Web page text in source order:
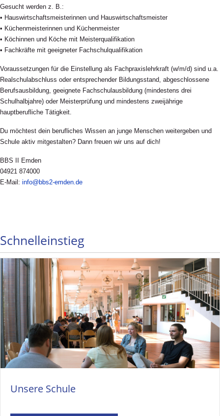
Gesucht werden z. B.:
• Hauswirtschaftsmeisterinnen und Hauswirtschaftsmeister
• Küchenmeisterinnen und Küchenmeister
• Köchinnen und Köche mit Meisterqualifikation
• Fachkräfte mit geeigneter Fachschulqualifikation
Voraussetzungen für die Einstellung als Fachpraxislehrkraft (w/m/d) sind u.a.
Realschulabschluss oder entsprechender Bildungsstand, abgeschlossene
Berufsausbildung, geeignete Fachschulausbildung (mindestens drei
Schulhalbjahre) oder Meisterprüfung und mindestens zweijährige
hauptberufliche Tätigkeit.
Du möchtest dein berufliches Wissen an junge Menschen weitergeben und
Schule aktiv mitgestalten? Dann freuen wir uns auf dich!
BBS II Emden
04921 874000
E-Mail: info@bbs2-emden.de
Schnelleinstieg
Unsere Schule